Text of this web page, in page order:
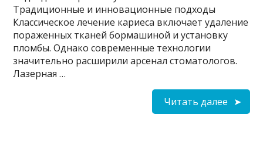
Традиционные и инновационные подходы
Классическое лечение кариеса включает удаление
пораженных тканей бормашиной и установку
пломбы. Однако современные технологии
значительно расширили арсенал стоматологов.
Лазерная …
Читать далее